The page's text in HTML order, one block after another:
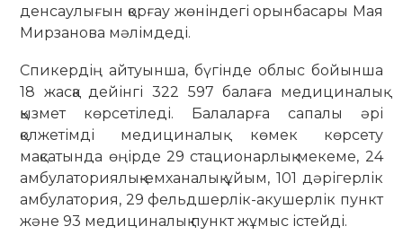
денсаулығын қорғау жөніндегі орынбасары Мая
Мирзанова мәлімдеді.
Спикердің айтуынша, бүгінде облыс бойынша
18 жасқа дейінгі 322 597 балаға медициналық
қызмет көрсетіледі. Балаларға сапалы әрі
қолжетімді медициналық көмек көрсету
мақсатында өңірде 29 стационарлық мекеме, 24
амбулаториялық-емханалық ұйым, 101 дәрігерлік
амбулатория, 29 фельдшерлік-акушерлік пункт
және 93 медициналық пункт жұмыс істейді.